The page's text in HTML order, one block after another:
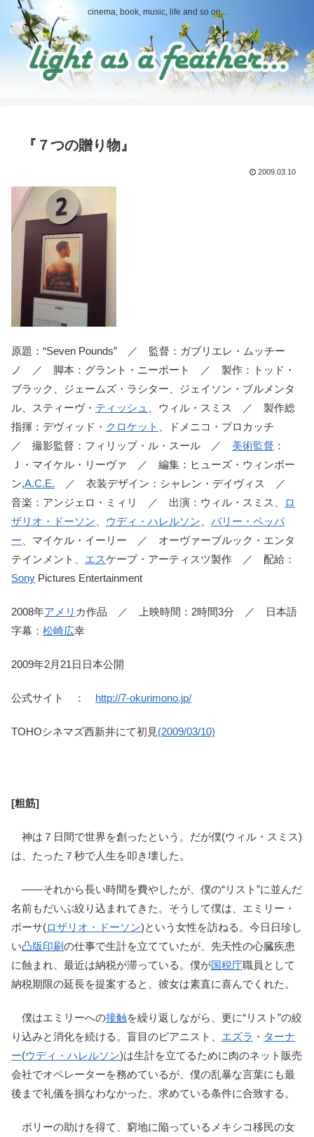
cinema, book, music, life and so on...
『７つの贈り物』
2009.03.10
原題：“Seven Pounds” ／ 監督：ガブリエレ・ムッチー
ノ ／ 脚本：グラント・ニーポート ／ 製作：トッド・
ブラック、ジェームズ・ラシター、ジェイソン・ブルメンタ
ル、スティーヴ・ ティッシュ
、ウィル・スミス ／ 製作総
指揮：デヴィッド・ クロケット
、ドメニコ・プロカッチ
／ 撮影監督：フィリップ・ル・スール ／ 美術監督 ：
Ｊ・マイケル・リーヴァ ／ 編集：ヒューズ・ウィンボー
ン,A.C.E. ／ 衣装デザイン：シャレン・デイヴィス ／
音楽：アンジェロ・ミィリ ／ 出演：ウィル・スミス、
ロ
ザリオ・ドーソン
ウディ・ハレルソン
バリー・ペッパ
ー 、マイケル・イーリー ／ オーヴァーブルック・エンタ
テインメント、 エスケープ・アーティスツ製作 ／ 配給：
Sony Pictures Entertainment
2008年アメリ カ作品 ／ 上映時間：2時間3分 ／ 日本語
字幕： 松崎広幸
2009年2月21日日本公開
公式サイト ： http://7-okurimono.jp/
TOHOシネマズ西新井にて初見(2009/03/10)
[粗筋]
神は７日間で世界を創ったという。だが僕(ウィル・スミス)
は、たった７秒で人生を叩き壊した。
――それから長い時間を費やしたが、僕の“リスト”に並んだ
名前もだいぶ絞り込まれてきた。そうして僕は、エミリー・
ポーサ(ロザリオ・ドーソン)という女性を訪ねる。今日日珍し
い凸版印刷の仕事で生計を立てていたが、先天性の心臓疾患
に蝕まれ、最近は納税が滞っている。僕が国税庁職員として
納税期限の延長を提案すると、彼女は素直に喜んでくれた。
僕はエミリーへの接触を繰り返しながら、更に“リスト”の絞
り込みと消化を続ける。盲目のピアニスト、 エズラ ・ ターナ
ー(ウディ・ハレルソン)は生計を立てるために肉のネット販売
会社でオペレーターを務めているが、僕の乱暴な言葉にも最
後まで礼儀を損なわなかった。求めている条件に合致する。
ポリーの助けを得て、窮地に陥っているメキシコ移民の女